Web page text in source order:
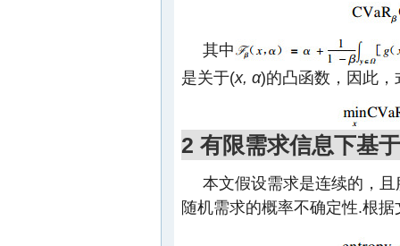
其中
是关于(x, α)的凸函数，因此，
2 有限需求信息下基
本文假设需求是连续的，
随机需求的概率不确定性.根据